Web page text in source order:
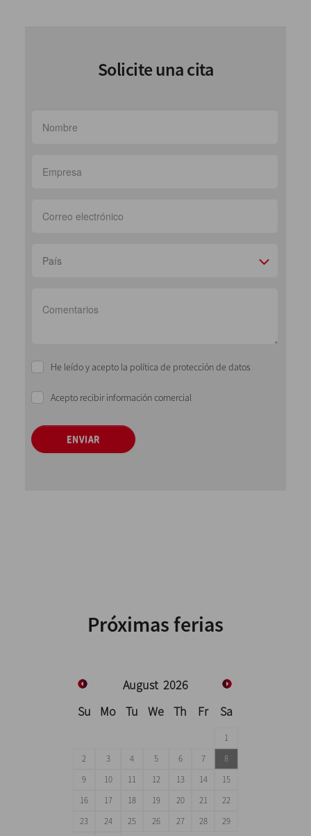
Solicite una cita
País
He leído y acepto la política de protección de datos
Acepto recibir información comercial
ENVIAR
Próximas ferias
August 2026
Su
Mo Tu We Th Fr Sa
1
2
3 4 5 6 7
8
9
10 11 12 13 14
15
16
17 18 19 20 21
22
23
24 25 26 27 28
29